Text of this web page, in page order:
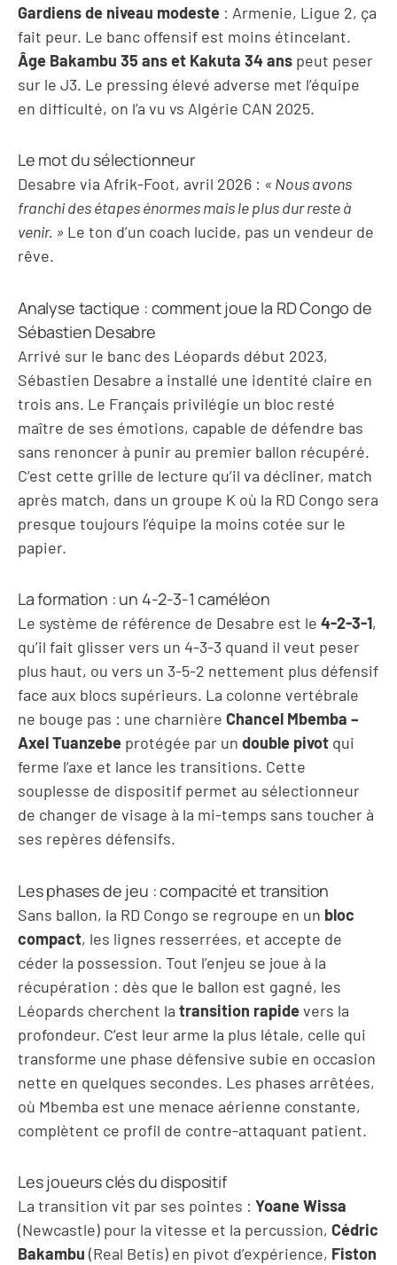
Gardiens de niveau modeste : Armenie, Ligue 2, ça
fait peur. Le banc offensif est moins étincelant.
Âge Bakambu 35 ans et Kakuta 34 ans peut peser
sur le J3. Le pressing élevé adverse met l’équipe
en difficulté, on l’a vu vs Algérie CAN 2025.
Le mot du sélectionneur
Desabre via Afrik-Foot, avril 2026 : « Nous avons
franchi des étapes énormes mais le plus dur reste à
venir. » Le ton d’un coach lucide, pas un vendeur de
rêve.
Analyse tactique : comment joue la RD Congo de
Sébastien Desabre
Arrivé sur le banc des Léopards début 2023,
Sébastien Desabre a installé une identité claire en
trois ans. Le Français privilégie un bloc resté
maître de ses émotions, capable de défendre bas
sans renoncer à punir au premier ballon récupéré.
C’est cette grille de lecture qu’il va décliner, match
après match, dans un groupe K où la RD Congo sera
presque toujours l’équipe la moins cotée sur le
papier.
La formation : un 4-2-3-1 caméléon
Le système de référence de Desabre est le 4-2-3-1,
qu’il fait glisser vers un 4-3-3 quand il veut peser
plus haut, ou vers un 3-5-2 nettement plus défensif
face aux blocs supérieurs. La colonne vertébrale
ne bouge pas : une charnière Chancel Mbemba –
Axel Tuanzebe protégée par un double pivot qui
ferme l’axe et lance les transitions. Cette
souplesse de dispositif permet au sélectionneur
de changer de visage à la mi-temps sans toucher à
ses repères défensifs.
Les phases de jeu : compacité et transition
Sans ballon, la RD Congo se regroupe en un bloc
compact, les lignes resserrées, et accepte de
céder la possession. Tout l’enjeu se joue à la
récupération : dès que le ballon est gagné, les
Léopards cherchent la transition rapidevers la
profondeur. C’est leur arme la plus létale, celle qui
transforme une phase défensive subie en occasion
nette en quelques secondes. Les phases arrêtées,
où Mbemba est une menace aérienne constante,
complètent ce profil de contre-attaquant patient.
Les joueurs clés du dispositif
La transition vit par ses pointes : Yoane Wissa
(Newcastle) pour la vitesse et la percussion, Cédric
Bakambu (Real Betis) en pivot d’expérience, Fiston